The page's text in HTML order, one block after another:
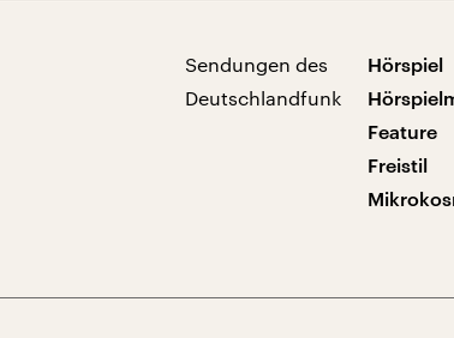
Sendungen des
Deutschlandfunk
Hörspiel
Feature
Freistil